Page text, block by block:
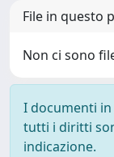
File in questo
Non ci sono
I documenti
tutti i diritti
indicazione.